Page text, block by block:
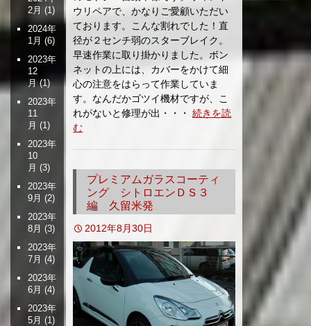
ウリペアで、かなりご愛顧いただい
ております。こんな割れでした！直
径が２センチ弱のスターブレイク。
早速作業に取り掛かりました。ボン
ネットの上には、カバーをかけて細
心の注意をはらって作業していま
す。なんだかゴツイ機材ですが、こ
れがないと修理が出・・・続きを読
む
プレミアムガラスコーティ
ング シトロエンＤＳ３
編 久留米発
2012年8月30日
2月 (1)
2024年
1月 (6)
2023年
12
月(1)
2023年
11
月 (1)
2023年
10
月 (3)
2023年
9月 (2)
2023年
8月 (3)
2023年
7月 (4)
2023年
6月 (4)
2023年
5月 (1)